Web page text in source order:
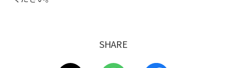
SHARE